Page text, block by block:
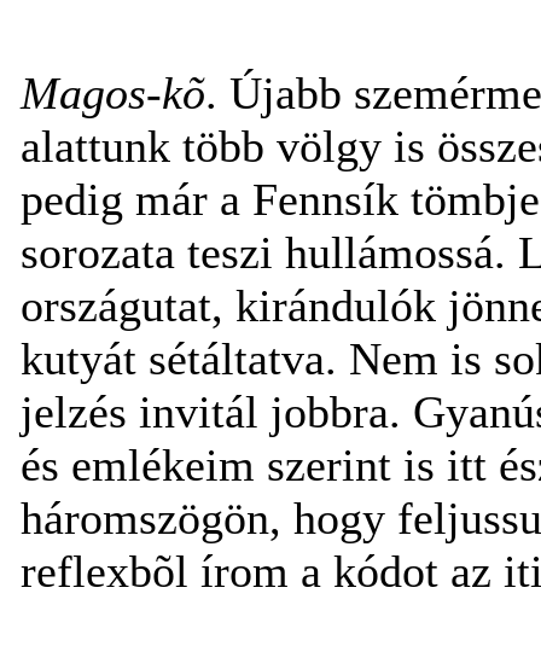
Magos-kõ. Újabb
alattunk több völgy is
pedig már a Fennsík
sorozata teszi hullámossá.
országutat, kirándulók
kutyát sétáltatva. Nem is
jelzés invitál jobbra.
és emlékeim szerint is itt
háromszögön, hogy
reflexbõl írom a kódot az